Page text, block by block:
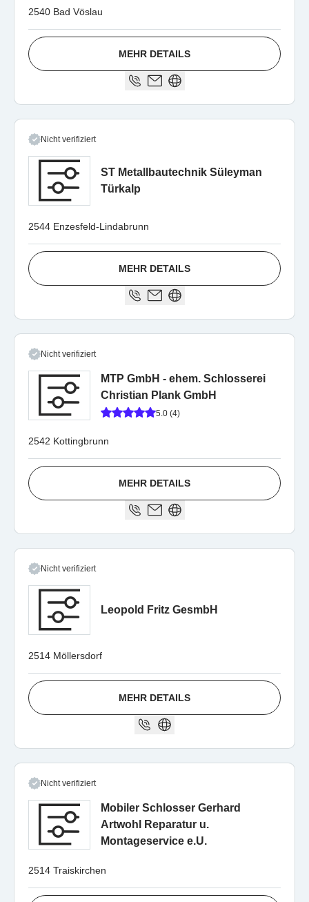
2540 Bad Vöslau
MEHR DETAILS
Nicht verifiziert
ST Metallbautechnik Süleyman
Türkalp
2544 Enzesfeld-Lindabrunn
MEHR DETAILS
Nicht verifiziert
MTP GmbH - ehem. Schlosserei
Christian Plank GmbH
5.0 (4)
2542 Kottingbrunn
MEHR DETAILS
Nicht verifiziert
Leopold Fritz GesmbH
2514 Möllersdorf
MEHR DETAILS
Nicht verifiziert
Mobiler Schlosser Gerhard
Artwohl Reparatur u.
Montageservice e.U.
2514 Traiskirchen